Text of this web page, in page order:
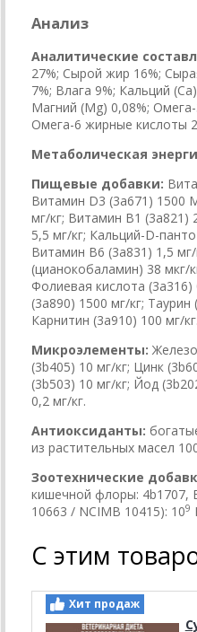
Анализ
Аналитические
27%; Сырой жир 16%;
7%; Влага 9%; Кальций
Магний (Mg) 0,08%;
Омега-6 жирные кислоты
Метаболическая
Пищевые добавки:
Витамин D3 (3а671) 1500
мг/кг; Витамин B1 (3a821)
5,5 мг/кг; Кальций-D-
Витамин B6 (3a831) 1,5
(цианокобаламин) 38 мкг/
Фолиевая кислота (3a316)
(3a890) 1500 мг/кг; Таурин
Карнитин (3a910) 100 мг/кг.
Микроэлементы:
(3b405) 10 мг/кг; Цинк
(3b503) 10 мг/кг; Йод
0,2 мг/кг.
Антиоксиданты:
из растительных масел
Зоотехнические
кишечной флоры: 4b1707,
10663 / NCIMB 10415): 109
С этим
Хит продаж